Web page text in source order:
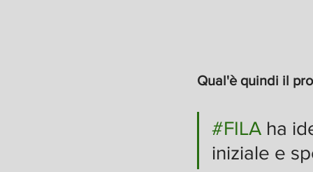
Qual'è quindi il
#FILA ha
iniziale e